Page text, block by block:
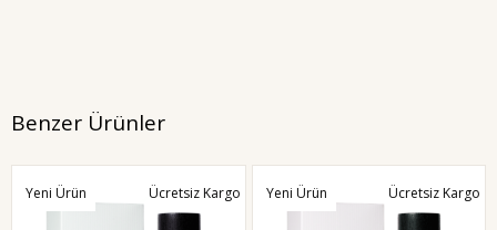
Benzer Ürünler
Yeni Ürün Ücretsiz Kargo Yeni Ürün Ücretsiz Kargo